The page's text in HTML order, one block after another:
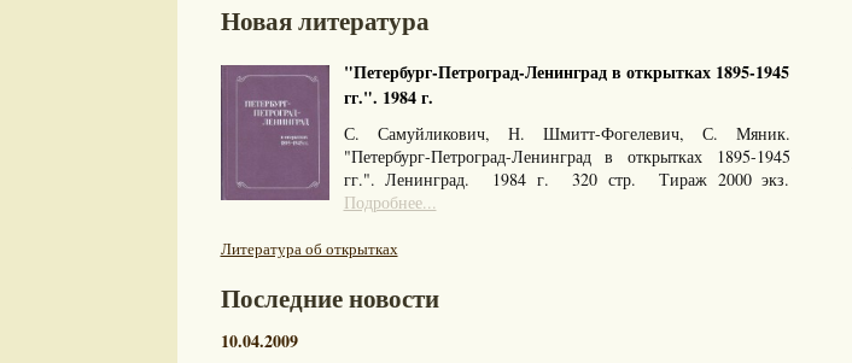
Новая литература
"Петербург-Петроград-Ленинград в открытках 1895-1945
гг.". 1984 г.
С. Самуйликович, Н. Шмитт-Фогелевич, С. Мяник.
"Петербург-Петроград-Ленинград в открытках 1895-1945
гг.". Ленинград. 1984 г. 320 стр. Тираж 2000 экз.
Подробнее...
Литература об открытках
Последние новости
10.04.2009